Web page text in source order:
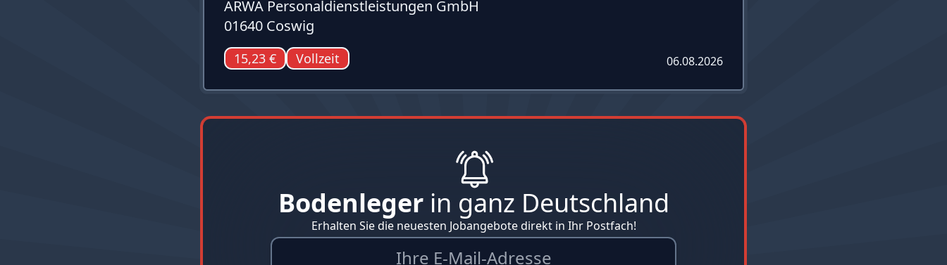
ARWA Personaldienstleistungen GmbH
01640 Coswig
15,23 € Vollzeit 06.08.2026
Bodenlegerin ganz Deutschland
Erhalten Sie die neuesten Jobangebote direkt in Ihr Postfach!